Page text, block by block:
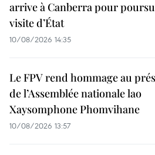
arrive à Canberra pour
visite d’État
10/08/2026 14:35
Le FPV rend hommage au
de l’Assemblée nationale lao
Xaysomphone Phomvihane
10/08/2026 13:57